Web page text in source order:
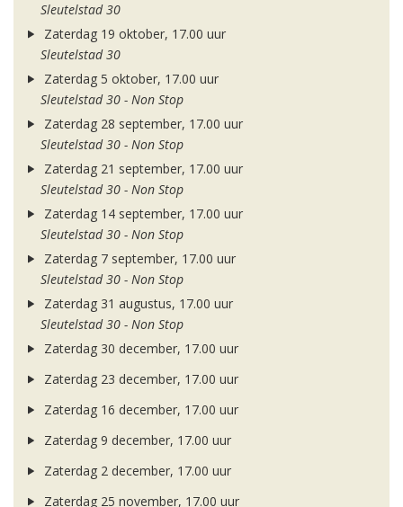
Sleutelstad 30
Zaterdag 19 oktober, 17.00 uur
Sleutelstad 30
Zaterdag 5 oktober, 17.00 uur
Sleutelstad 30 - Non Stop
Zaterdag 28 september, 17.00 uur
Sleutelstad 30 - Non Stop
Zaterdag 21 september, 17.00 uur
Sleutelstad 30 - Non Stop
Zaterdag 14 september, 17.00 uur
Sleutelstad 30 - Non Stop
Zaterdag 7 september, 17.00 uur
Sleutelstad 30 - Non Stop
Zaterdag 31 augustus, 17.00 uur
Sleutelstad 30 - Non Stop
Zaterdag 30 december, 17.00 uur
Zaterdag 23 december, 17.00 uur
Zaterdag 16 december, 17.00 uur
Zaterdag 9 december, 17.00 uur
Zaterdag 2 december, 17.00 uur
Zaterdag 25 november, 17.00 uur